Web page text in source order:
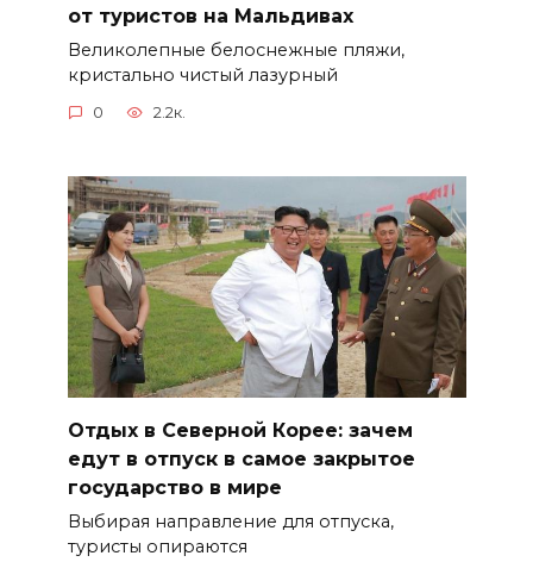
от туристов на Мальдивах
Великолепные белоснежные пляжи,
кристально чистый лазурный
0 2.2к.
Отдых в Северной Корее: зачем
едут в отпуск в самое закрытое
государство в мире
Выбирая направление для отпуска,
туристы опираются